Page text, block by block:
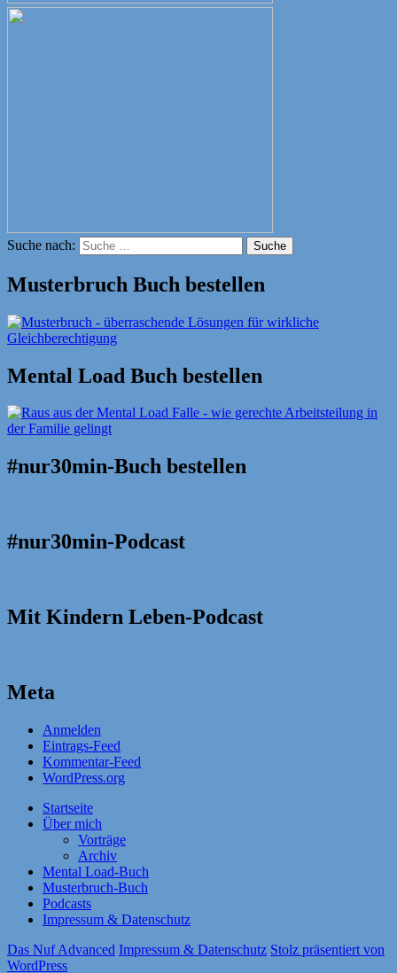
Suche nach: Suche
Musterbruch Buch bestellen
Mental Load Buch bestellen
#nur30min-Buch bestellen
#nur30min-Podcast
Mit Kindern Leben-Podcast
Meta
Anmelden
Eintrags-Feed
Kommentar-Feed
WordPress.org
Startseite
Über mich
Vorträge
Archiv
Mental Load-Buch
Musterbruch-Buch
Podcasts
Impressum & Datenschutz
Das Nuf Advanced Impressum & Datenschutz Stolz präsentiert von
WordPress